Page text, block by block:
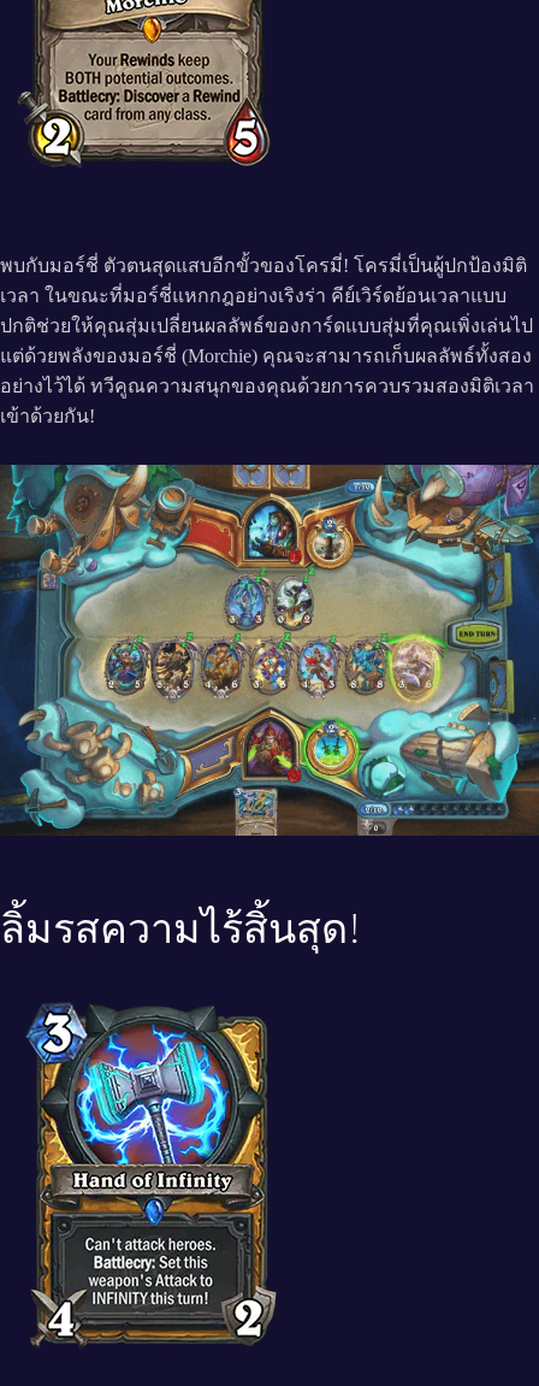
พบกับมอร์ชี่ ตัวตนสุดแสบอีกขั้วของโครมี่! โครมี่เป็นผู้ปกป้องมิติ
เวลา ในขณะที่มอร์ชี่แหกกฎอย่างเริงร่า คีย์เวิร์ดย้อนเวลาแบบ
ปกติช่วยให้คุณสุ่มเปลี่ยนผลลัพธ์ของการ์ดแบบสุ่มที่คุณเพิ่งเล่นไป
แต่ด้วยพลังของมอร์ชี่ (Morchie) คุณจะสามารถเก็บผลลัพธ์ทั้งสอง
อย่างไว้ได้ ทวีคูณความสนุกของคุณด้วยการควบรวมสองมิติเวลา
เข้าด้วยกัน!
ลิ้มรสความไร้สิ้นสุด!